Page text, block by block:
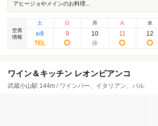
アヒージョやメインのお料理...
空席
情報
土
8/8
日
9
月
10
火
11
水
12
ワイン＆キッチン レオンビアンコ
武蔵小山駅 144m / ワインバー、イタリアン、バル